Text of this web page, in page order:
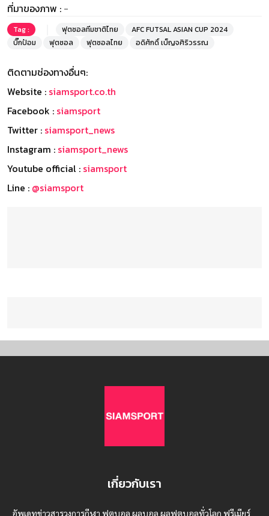
ที่มาของภาพ : -
Tag : ฟุตซอลทีมชาติไทย
AFC FUTSAL ASIAN CUP 2024
บิ๊กป๋อม
ฟุตซอล ฟุตซอลไทย อดิศักดิ์ เบ็ญจศิริวรรณ
ติดตามช่องทางอื่นๆ:
Website : siamsport.co.th
Facebook : siamsport
Twitter : siamsport_news
Instagram : siamsport_news
Youtube official : siamsport
Line : @siamsport
เกี่ยวกับเรา
อัพเดทข่าวสารวงการกีฬา ฟุตบอล ผลบอล ผลฟุตบอลทั่วโลก ฟรีเมียร์